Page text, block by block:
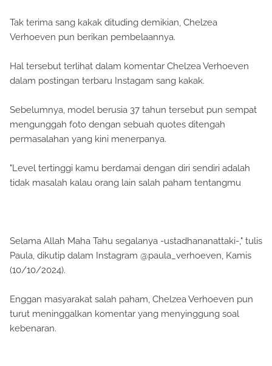
Tak terima sang kakak dituding demikian, Chelzea
Verhoeven pun berikan pembelaannya.
Hal tersebut terlihat dalam komentar Chelzea Verhoeven
dalam postingan terbaru Instagam sang kakak.
Sebelumnya, model berusia 37 tahun tersebut pun sempat
mengunggah foto dengan sebuah quotes ditengah
permasalahan yang kini menerpanya.
"Level tertinggi kamu berdamai dengan diri sendiri adalah
tidak masalah kalau orang lain salah paham tentangmu
Selama Allah Maha Tahu segalanya -ustadhananattaki-," tulis
Paula, dikutip dalam Instagram @paula_verhoeven, Kamis
(10/10/2024).
Enggan masyarakat salah paham, Chelzea Verhoeven pun
turut meninggalkan komentar yang menyinggung soal
kebenaran.